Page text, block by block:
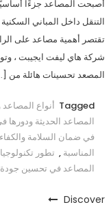
أصبحت المصاعد جزءًا
التنقل داخل المباني
تقتصر أهمية مصاعد على
شركة هاي ليفت ايجيبت ،
المصعد تحسينات هائلة من
Tagged أنواع
المصاعد الحديثة ودورها
في ضمان السلامة
المناسبة , تطور
المصاعد في تحسين جودة
Discover